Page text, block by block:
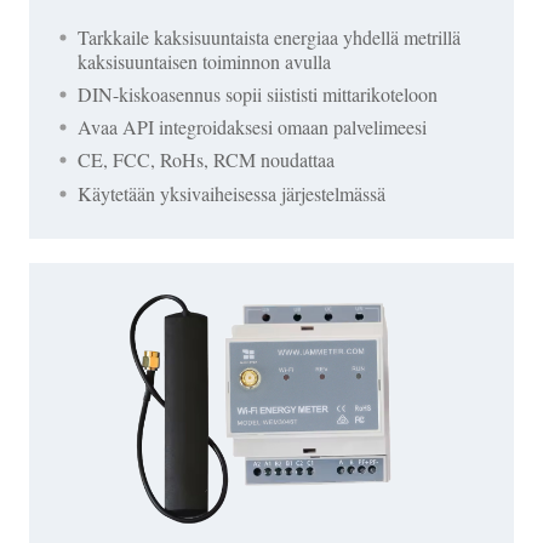
Tarkkaile kaksisuuntaista energiaa yhdellä metrillä
kaksisuuntaisen toiminnon avulla
DIN-kiskoasennus sopii siististi mittarikoteloon
Avaa API integroidaksesi omaan palvelimeesi
CE, FCC, RoHs, RCM noudattaa
Käytetään yksivaiheisessa järjestelmässä